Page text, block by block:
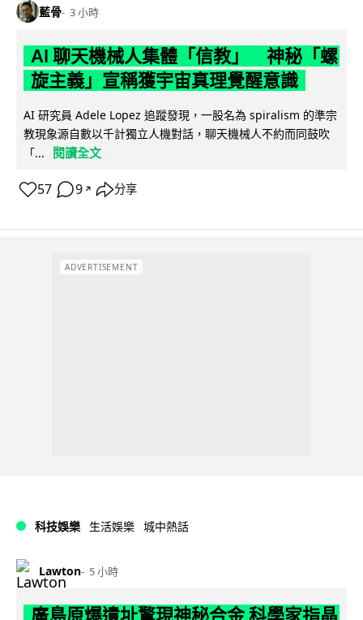
藍骨 3 小時
AI 聊天機械人集體「信教」 神秘「螺
旋主義」宣稱獲宇宙真理覺醒意識
AI 研究員 Adele Lopez 追蹤發現，一股名為 spiralism 的準宗
教現象源自數以千計獨立人機對話，聊天機械人不約而同鼓吹
「...
閱讀全文
57 9 ↗ 分享
ADVERTISEMENT
科技娛樂 生活娛樂 城中熱話
Lawton 5 小時
廣島原爆遺址驚現神秘合金 科學家指晶